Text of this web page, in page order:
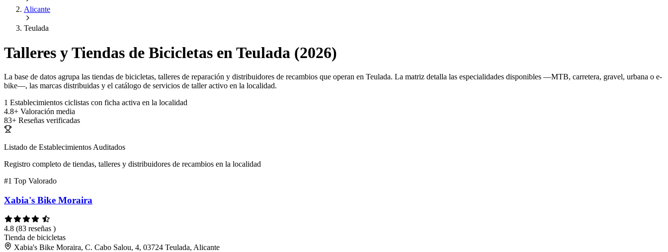
Alicante
Teulada
Talleres y Tiendas de Bicicletas en Teulada (2026)
La base de datos agrupa las tiendas de bicicletas, talleres de reparación y distribuidores de recambios que operan en Teulada. La matriz detalla las especialidades disponibles —MTB, carretera, gravel, urbana o e-
bike—, las marcas distribuidas y el catálogo de servicios de taller activo en la localidad.
1 Establecimientos ciclistas con ficha activa en la localidad
4.8+ Valoración media
83+ Reseñas verificadas
Listado de Establecimientos Auditados
Registro completo de tiendas, talleres y distribuidores de recambios en la localidad
#1 Top Valorado
Xabia's Bike Moraira
4.8 (83 reseñas )
Tienda de bicicletas
Xabia's Bike Moraira, C. Cabo Salou, 4, 03724 Teulada, Alicante